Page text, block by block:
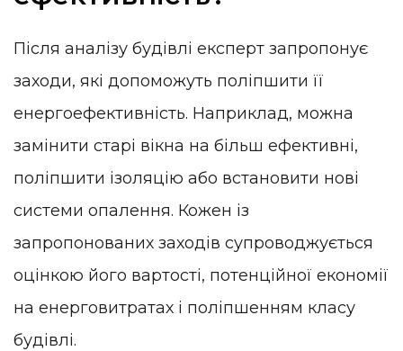
Після аналізу будівлі експерт запропонує
заходи, які допоможуть поліпшити її
енергоефективність. Наприклад, можна
замінити старі вікна на більш ефективні,
поліпшити ізоляцію або встановити нові
системи опалення. Кожен із
запропонованих заходів супроводжується
оцінкою його вартості, потенційної економії
на енерговитратах і поліпшенням класу
будівлі.